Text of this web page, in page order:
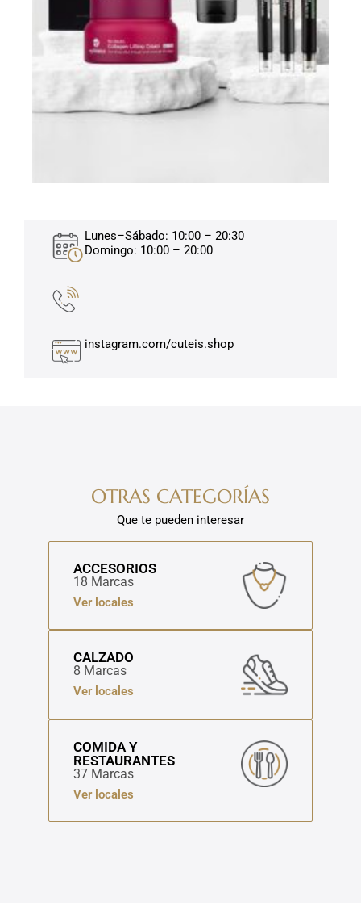
Lunes–Sábado: 10:00 – 20:30
Domingo: 10:00 – 20:00
instagram.com/cuteis.shop
OTRAS CATEGORÍAS
Que te pueden interesar
ACCESORIOS
18 Marcas
Ver locales
CALZADO
8 Marcas
Ver locales
COMIDA Y
RESTAURANTES
37 Marcas
Ver locales